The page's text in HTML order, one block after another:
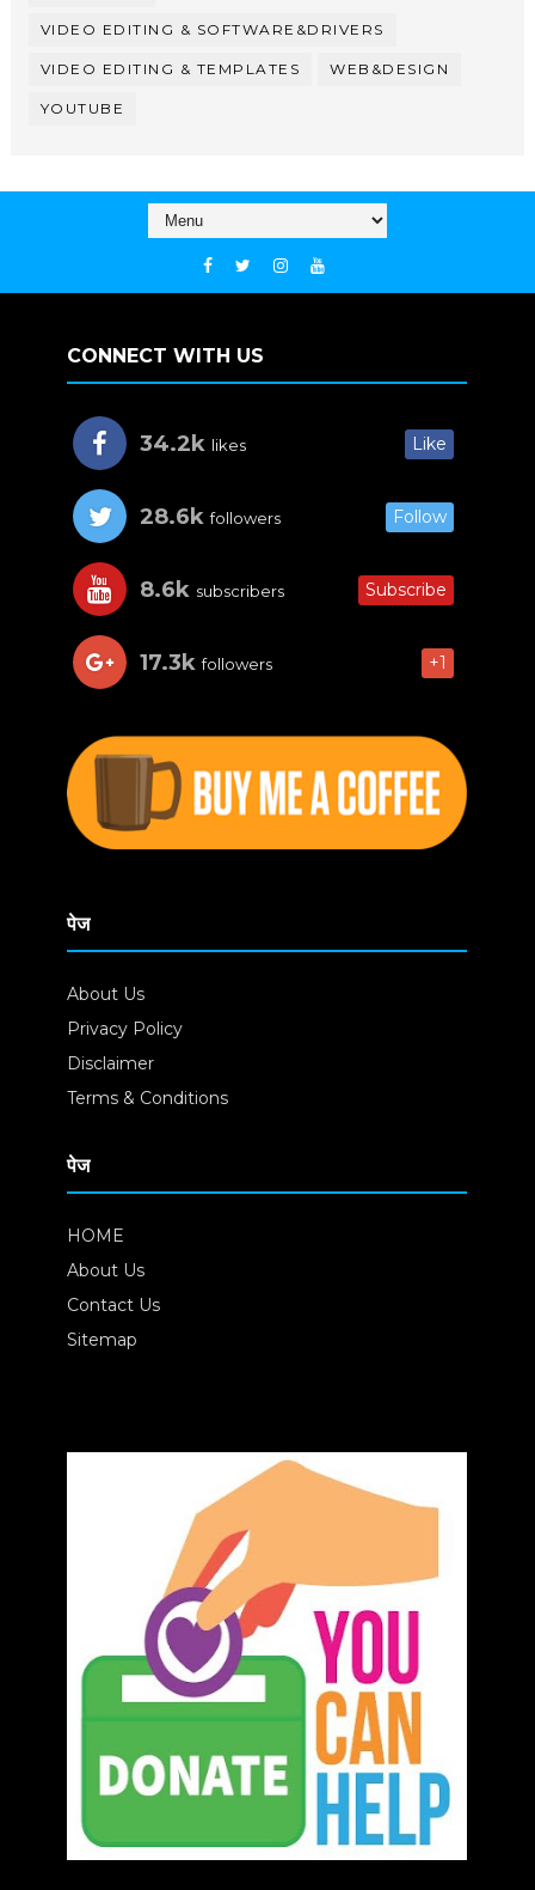
VIDEO EDITING & SOFTWARE&DRIVERS
VIDEO EDITING & TEMPLATES WEB&DESIGN
YOUTUBE
CONNECT WITH US
34.2k likes Like
28.6k followers Follow
8.6k subscribers Subscribe
17.3k followers +1
पेज
About Us
Privacy Policy
Disclaimer
Terms & Conditions
पेज
HOME
About Us
Contact Us
Sitemap